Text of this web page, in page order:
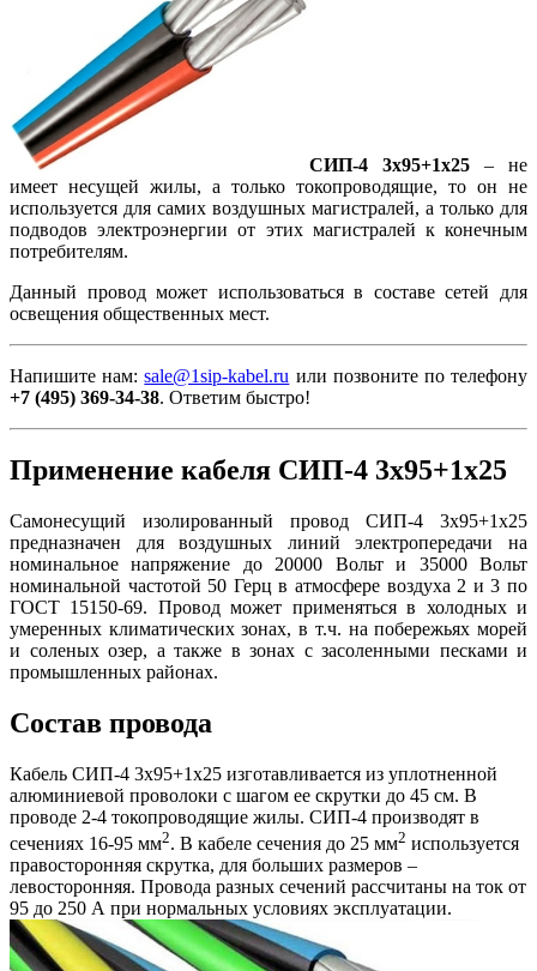
СИП-4 3х95+1х25 – не
имеет несущей жилы, а только токопроводящие, то он не
используется для самих воздушных магистралей, а только для
подводов электроэнергии от этих магистралей к конечным
потребителям.
Данный провод может использоваться в составе сетей для
освещения общественных мест.
Напишите нам:sale@1sip-kabel.ru или позвоните по телефону
+7 (495) 369-34-38. Ответим быстро!
Применение кабеля СИП-4 3х95+1х25
Самонесущий изолированный провод СИП-4 3х95+1х25
предназначен для воздушных линий электропередачи на
номинальное напряжение до 20000 Вольт и 35000 Вольт
номинальной частотой 50 Герц в атмосфере воздуха 2 и 3 по
ГОСТ 15150-69. Провод может применяться в холодных и
умеренных климатических зонах, в т.ч. на побережьях морей
и соленых озер, а также в зонах с засоленными песками и
промышленных районах.
Состав провода
Кабель СИП-4 3х95+1х25 изготавливается из уплотненной
алюминиевой проволоки с шагом ее скрутки до 45 см. В
проводе 2-4 токопроводящие жилы. СИП-4 производят в
сечениях 16-95 мм2. В кабеле сечения до 25 мм2 используется
правосторонняя скрутка, для больших размеров –
левосторонняя. Провода разных сечений рассчитаны на ток от
95 до 250 А при нормальных условиях эксплуатации.